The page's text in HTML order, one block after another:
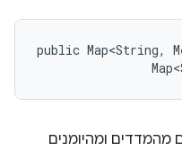
public Map<String,
מהמדדים ומהיומנים